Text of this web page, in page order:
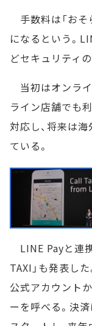
手数料は「おそ
になるという。
どセキュリティ
当初はオンラ
ライン店舗でも
対応し、将来は
ている。
LINE Payと連
TAXI」も発表し
公式アカウント
ーを呼べる。決